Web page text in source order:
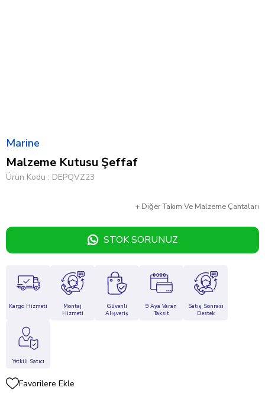
Marine
Malzeme Kutusu Şeffaf
Ürün Kodu DEPQVZ23
+ DiğerTakım Ve Malzeme Çantaları
STOK SORUNUZ
Kargo Hizmeti
Montaj
Hizmeti
Güvenli
Alışveriş
9 Aya Varan
Taksit
Satış Sonrası
Destek
Yetkili Satıcı
Favorilere Ekle